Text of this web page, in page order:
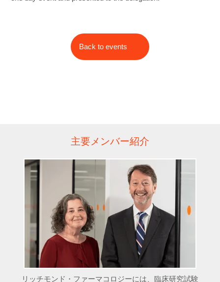
Back to events
主要メンバー紹介
リッチモンド・ファーマコロジーには、臨床研究試験